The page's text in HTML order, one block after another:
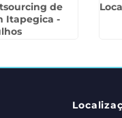
de
Itapegica -